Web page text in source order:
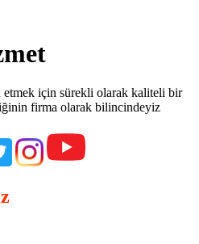
için sürekli olarak kaliteli bir
firma olarak bilincindeyiz